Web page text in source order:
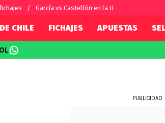
García vs Castellón en la U
CHILE FICHAJES APUESTAS
PUBLICIDAD